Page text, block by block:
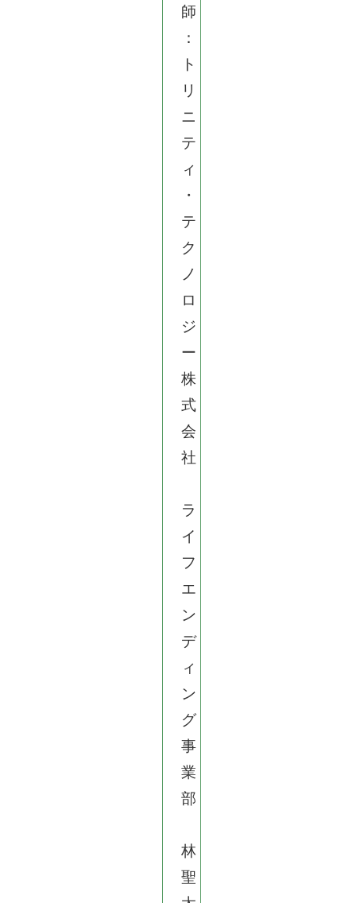
師
：
ト
リ
ニ
テ
ィ
・
テ
ク
ノ
ロ
ジ
ー
株
式
会
社
ラ
イ
フ
エ
ン
デ
ィ
ン
グ
事
業
部
林
聖